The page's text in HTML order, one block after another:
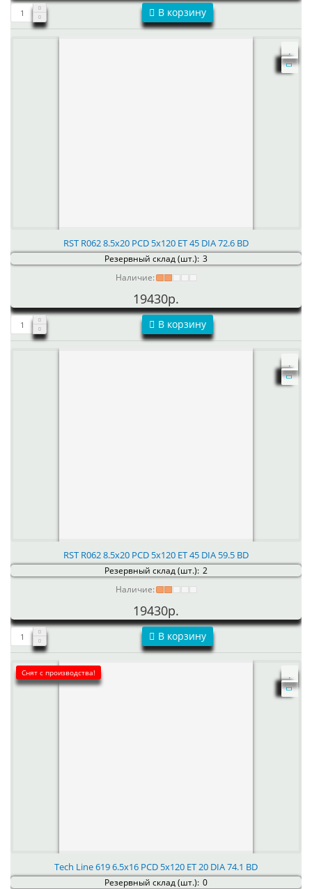
В корзину
RST R062 8.5x20 PCD 5x120 ET 45 DIA 72.6 BD
Резервный склад (шт.): 3
Наличие:
19430р.
В корзину
RST R062 8.5x20 PCD 5x120 ET 45 DIA 59.5 BD
Резервный склад (шт.): 2
Наличие:
19430р.
В корзину
Снят с производства!
Tech Line 619 6.5x16 PCD 5x120 ET 20 DIA 74.1 BD
Резервный склад (шт.): 0